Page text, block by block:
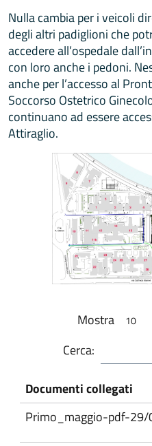
Nulla cambia per i veicoli
degli altri padiglioni che
accedere all’ospedale
con loro anche i pedoni.
anche per l’accesso al
Soccorso Ostetrico
continuano ad essere
Attiraglio.
Mostra
Cerca:
Documenti collegati
Primo_maggio-pdf-